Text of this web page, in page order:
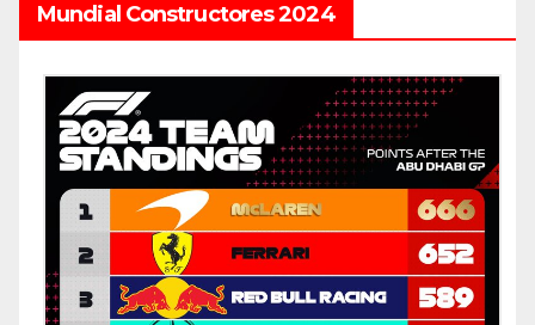
Mundial Constructores 2024